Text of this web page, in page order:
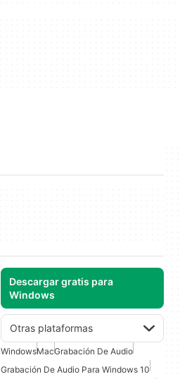
Descargar gratis para
Windows
Otras plataformas
WindowsMacGrabación De Audio
Grabación De Audio Para Windows 10